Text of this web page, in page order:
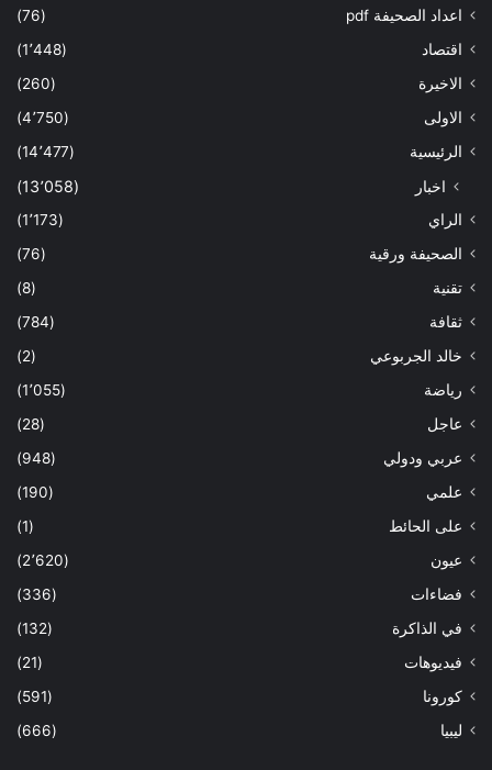
اعداد الصحيفة pdf
(76)
اقتصاد
(1٬448)
الاخيرة
(260)
الاولى
(4٬750)
الرئيسية
(14٬477)
اخبار (13٬058)
الراي
(1٬173)
الصحيفة ورقية
(76)
تقنية
(8)
ثقافة
(784)
خالد الجربوعي
(2)
رياضة
(1٬055)
عاجل
(28)
عربي ودولي
(948)
علمي
(190)
على الحائط
(1)
عيون
(2٬620)
فضاءات
(336)
في الذاكرة
(132)
فيديوهات
(21)
كورونا
(591)
ليبيا
(666)